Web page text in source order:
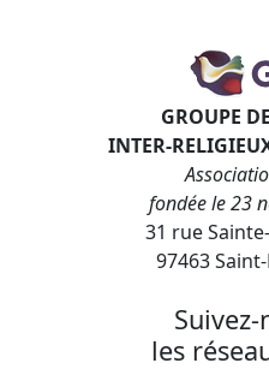
GROUPE
INTER-
fondée le 23
31 rue
97463
les